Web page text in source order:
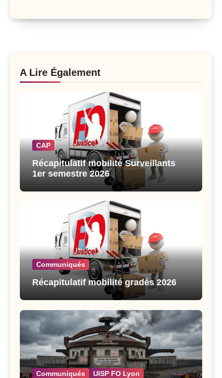
A Lire Également
CAP
Récapitulatif mobilité Surveillants
1er semestre 2026
Communiqués
Récapitulatif mobilité gradés 2026
Communiqués UISP FO Lyon